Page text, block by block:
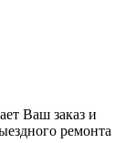
Ваш заказ и
ремонта